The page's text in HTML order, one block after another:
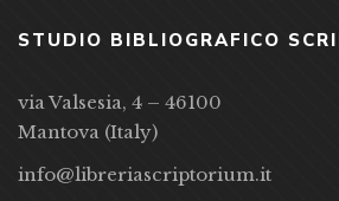
STUDIO BIBLIOGRAFICO
via Valsesia, 4 – 46100
Mantova (Italy)
info@libreriascriptorium.it